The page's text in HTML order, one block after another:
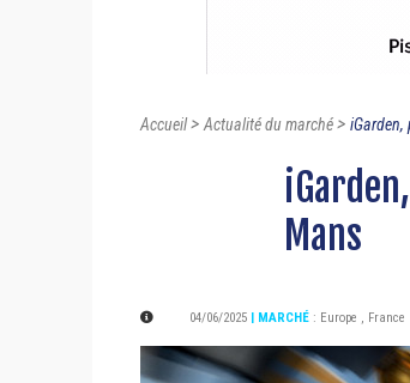
Accueil>Actualité du marché> iGarden,
Mans
04/06/2025 | MARCHÉ : Europe , France